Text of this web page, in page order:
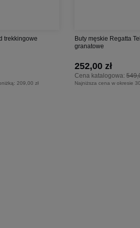
trekkingowe
209,00 zł
Buty męskie Regatta
granatowe
Cena katalogowa:
252,00 zł
Najniższa cena w okresie